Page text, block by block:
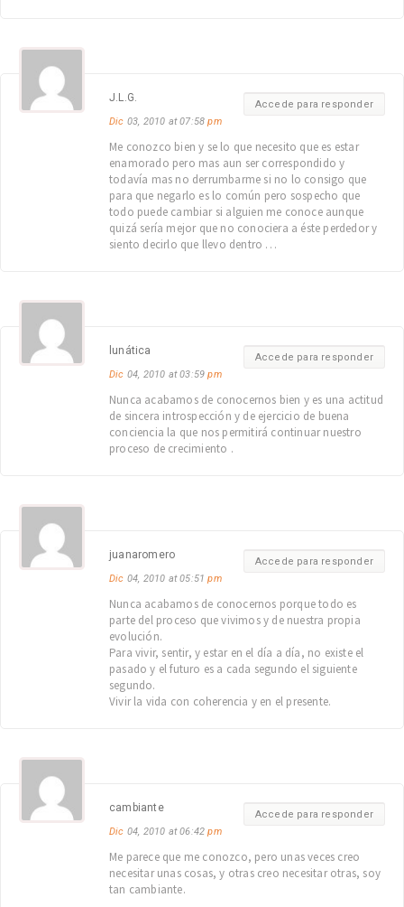
Accede para responder
J.L.G.
Dic 03, 2010 at 07:58pm
Me conozco bien y se lo que necesito que es estar
enamorado pero mas aun ser correspondido y
todavía mas no derrumbarme si no lo consigo que
para que negarlo es lo común pero sospecho que
todo puede cambiar si alguien me conoce aunque
quizá sería mejor que no conociera a éste perdedor y
siento decirlo que llevo dentro …
Accede para responder
lunática
Dic 04, 2010 at 03:59pm
Nunca acabamos de conocernos bien y es una actitud
de sincera introspección y de ejercicio de buena
conciencia la que nos permitirá continuar nuestro
proceso de crecimiento .
Accede para responder
juanaromero
Dic 04, 2010 at 05:51pm
Nunca acabamos de conocernos porque todo es
parte del proceso que vivimos y de nuestra propia
evolución.
Para vivir, sentir, y estar en el día a día, no existe el
pasado y el futuro es a cada segundo el siguiente
segundo.
Vivir la vida con coherencia y en el presente.
Accede para responder
cambiante
Dic 04, 2010 at 06:42pm
Me parece que me conozco, pero unas veces creo
necesitar unas cosas, y otras creo necesitar otras, soy
tan cambiante.